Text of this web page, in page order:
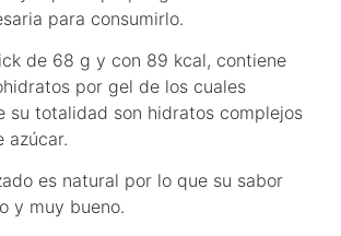
para consumirlo.
de 68 g y con 89 kcal, contiene
por gel de los cuales
su totalidad son hidratos complejos
azúcar.
es natural por lo que su sabor
y muy bueno.